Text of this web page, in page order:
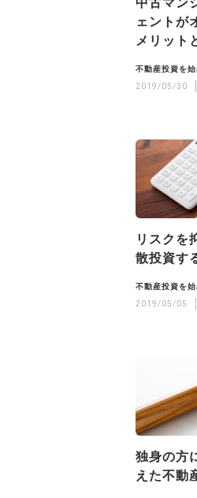
中古マン
ェントが
メリット
不動産投資を
2019/05/30
リスクを
散投資す
不動産投資を
2019/05/05
独身の方
えた不動